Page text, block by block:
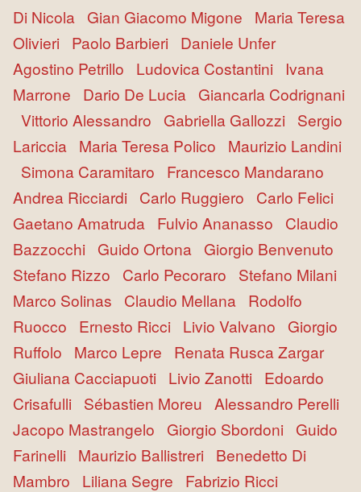
Di Nicola Gian Giacomo Migone
Maria Teresa
Olivieri Paolo Barbieri Daniele Unfer
Agostino Petrillo
Ludovica Costantini
Ivana
Marrone
Dario De Lucia Giancarla Codrignani
Vittorio Alessandro
Gabriella Gallozzi Sergio
Lariccia Maria Teresa Polico
Maurizio Landini
Simona Caramitaro
Francesco Mandarano
Andrea Ricciardi Carlo Ruggiero
Carlo Felici
Gaetano Amatruda Fulvio Ananasso
Claudio
Bazzocchi Guido Ortona Giorgio Benvenuto
Stefano Rizzo
Carlo Pecoraro
Stefano Milani
Marco Solinas
Claudio Mellana Rodolfo
Ruocco
Ernesto Ricci Livio Valvano
Giorgio
Ruffolo
Marco Lepre
Renata Rusca Zargar
Giuliana Cacciapuoti Livio Zanotti Edoardo
Crisafulli Sébastien Moreu Alessandro Perelli
Jacopo Mastrangelo
Giorgio Sbordoni Guido
Farinelli Maurizio Ballistreri Benedetto Di
Mambro
Liliana Segre Fabrizio Ricci